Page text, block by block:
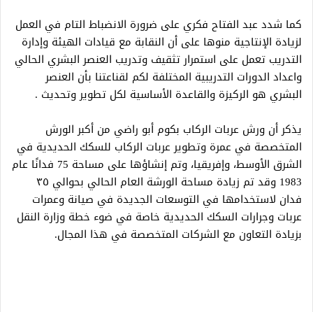
كما شدد عبد الفتاح فكري على ضرورة الانضباط التام في العمل
لزيادة الإنتاجية منوها على أن النقابة مع قيادات الهيئة وإدارة
التدريب تعمل على استمرار تثقيف وتدريب العنصر البشري الحالي
واعداد الدورات التدريبية المختلفة لكم لقناعتنا بأن العنصر
البشري هو الركيزة والقاعدة الأساسية لكل تطوير وتحديث .
يذكر أن ورش عربات الركاب بكوم أبو راضي من أكبر الورش
المتخصصة في عمرة وتطوير عربات الركاب للسكك الحديدية في
الشرق الأوسط، وإفريقيا، وتم إنشاؤها على مساحة 75 فدانًا عام
1983 وقد تم زيادة مساحة الورشة العام الحالي بحوالي ٣٥
فدان لاستخدامها في التوسعات الجديدة في صيانة وعمرات
عربات وجرارات السكك الحديدية خاصة في ضوء خطة وزارة النقل
بزيادة التعاون مع الشركات المتخصصة في هذا المجال.